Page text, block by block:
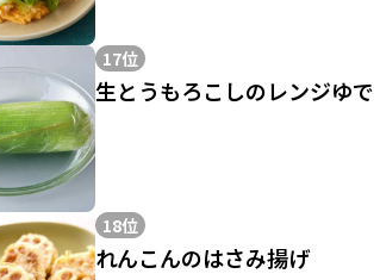
17位
生とうもろこしのレンジゆで
18位
れんこんのはさみ揚げ